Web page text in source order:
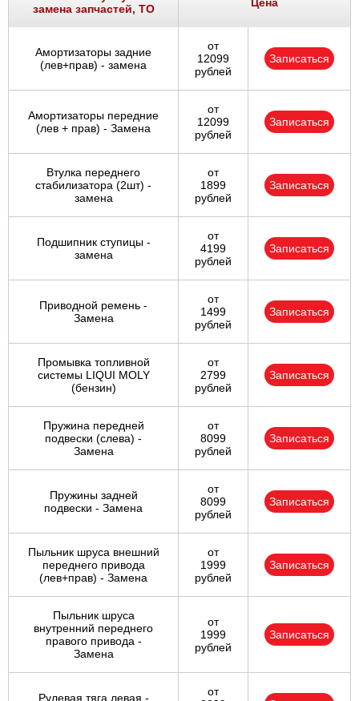
замена запчастей, ТО
Цена
Амортизаторы задние
(лев+прав) - замена
от
12099
рублей
Записаться
Амортизаторы передние
(лев + прав) - Замена
от
12099
рублей
Записаться
Втулка переднего
стабилизатора (2шт) -
замена
от
1899
рублей
Записаться
Подшипник ступицы -
замена
от
4199
рублей
Записаться
Приводной ремень -
Замена
от
1499
рублей
Записаться
Промывка топливной
системы LIQUI MOLY
(бензин)
от
2799
рублей
Записаться
Пружина передней
подвески (слева) -
Замена
от
8099
рублей
Записаться
Пружины задней
подвески - Замена
от
8099
рублей
Записаться
Пыльник шруса внешний
переднего привода
(лев+прав) - Замена
от
1999
рублей
Записаться
Пыльник шруса
внутренний переднего
правого привода -
Замена
от
1999
рублей
Записаться
Рулевая тяга левая -
от